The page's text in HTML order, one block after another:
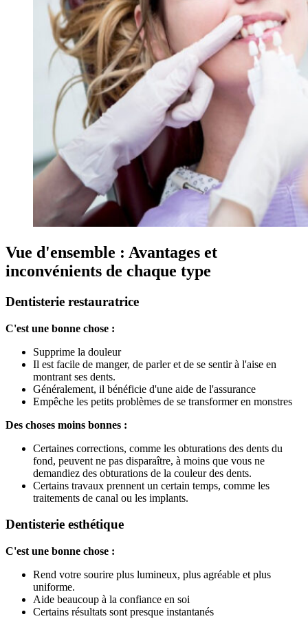
Vue d'ensemble : Avantages et
inconvénients de chaque type
Dentisterie restauratrice
C'est une bonne chose :
Supprime la douleur
Il est facile de manger, de parler et de se sentir à l'aise en
montrant ses dents.
Généralement, il bénéficie d'une aide de l'assurance
Empêche les petits problèmes de se transformer en monstres
Des choses moins bonnes :
Certaines corrections, comme les obturations des dents du
fond, peuvent ne pas disparaître, à moins que vous ne
demandiez des obturations de la couleur des dents.
Certains travaux prennent un certain temps, comme les
traitements de canal ou les implants.
Dentisterie esthétique
C'est une bonne chose :
Rend votre sourire plus lumineux, plus agréable et plus
uniforme.
Aide beaucoup à la confiance en soi
Certains résultats sont presque instantanés